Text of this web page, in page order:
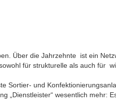
Über die Jahrzehnte ist ein
für strukturelle als auch für
und
„Dienstleister“ wesentlich mehr: